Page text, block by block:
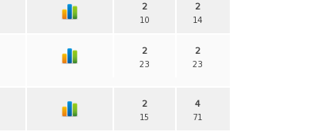
2
10
2
14
2
23
2
23
2
15
4
71